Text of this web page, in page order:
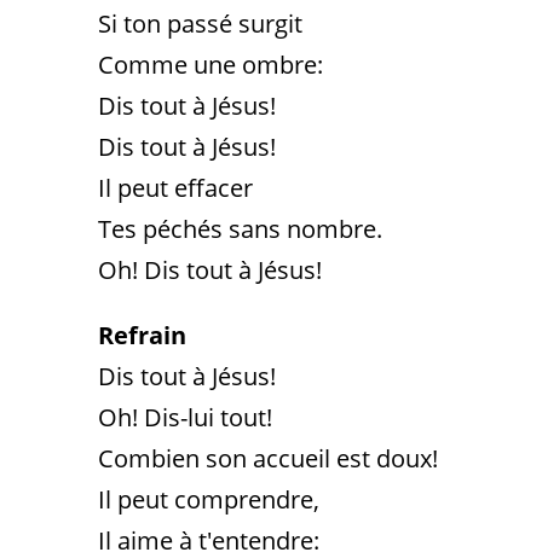
Si ton passé surgit
Comme une ombre:
Dis tout à Jésus!
Dis tout à Jésus!
Il peut effacer
Tes péchés sans nombre.
Oh! Dis tout à Jésus!
Refrain
Dis tout à Jésus!
Oh! Dis-lui tout!
Combien son accueil est doux!
Il peut comprendre,
Il aime à t'entendre: